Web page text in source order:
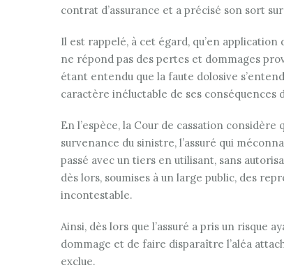
contrat d’assurance et a précisé son sort
Il est rappelé, à cet égard, qu’en application
ne répond pas des pertes et dommages
étant entendu que la faute dolosive
caractère inéluctable de ses conséquences
En l’espèce, la Cour de cassation
survenance du sinistre, l’assuré qui
passé avec un tiers en utilisant, sans
dès lors, soumises à un large public, des
incontestable.
Ainsi, dès lors que l’assuré a pris un risque
dommage et de faire disparaître l’aléa
exclue.